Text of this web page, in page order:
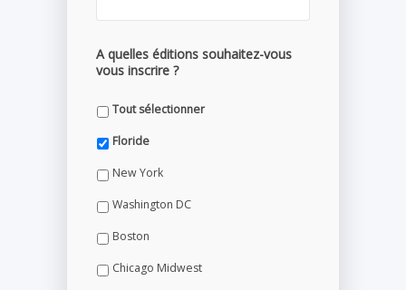
A quelles éditions souhaitez-vous
vous inscrire ?
Tout sélectionner
Floride
New York
Washington DC
Boston
Chicago Midwest